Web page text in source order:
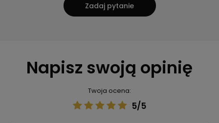
Zadaj pytanie
Napisz swoją opinię
Twoja ocena:
5/5